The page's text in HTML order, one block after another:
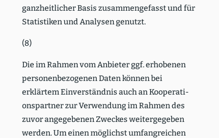
ganzheit­licher Basis zusam­men­ge­fasst und für
Statis­tiken und Analysen genutzt.
(8)
Die im Rahmen vom Anbieter ggf. erhobenen
perso­nen­be­zo­genen Daten können bei
erklärtem Einver­ständnis auch an Koope­ra­ti­
ons­partner zur Verwendung im Rahmen des
zuvor angege­benen Zweckes weiter­ge­geben
werden. Um einen möglichst umfang­reichen